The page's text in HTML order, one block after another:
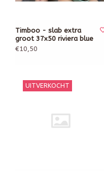
Timboo - slab extra
groot 37x50 riviera blue
€10,50
UITVERKOCHT